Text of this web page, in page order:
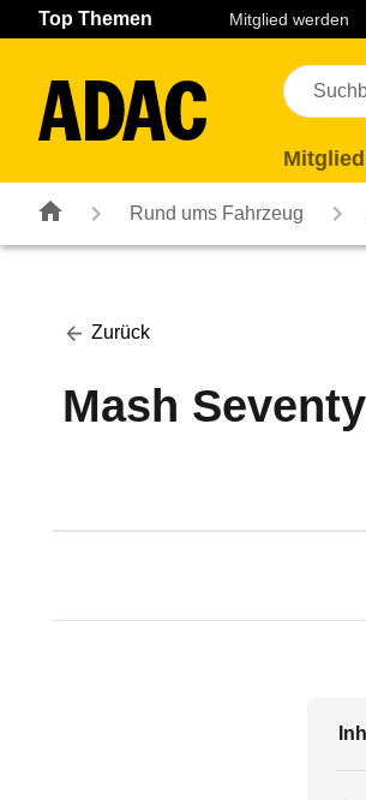
Navigation Seiteninhalt Fußzeile
Top Themen Mitglied werden
Rund ums Fahrzeug
Zurück
Mash